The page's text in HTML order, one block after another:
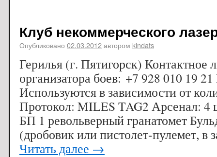
Клуб некоммерческого
Опубликовано 02.03.2012автором kindats
Герилья (г. Пятигорск) Контактное
организатора боев: +7 928 010 19
Используются в зависимости от
Протокол: MILES TAG2 Арсенал: 4
БП 1 револьверный гранатомет
(дробовик или пистолет-пулемет, в
Читать далее →